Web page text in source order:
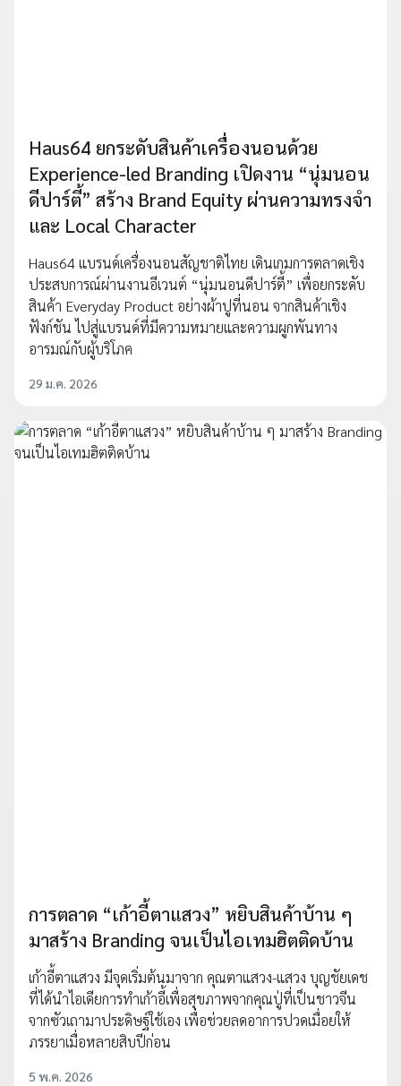
Haus64 ยกระดับสินค้าเครื่องนอนด้วย
Experience-led Branding เปิดงาน “นุ่มนอน
ดีปาร์ตี้” สร้าง Brand Equity ผ่านความทรงจำ
และ Local Character
Haus64 แบรนด์เครื่องนอนสัญชาติไทย เดินเกมการตลาดเชิง
ประสบการณ์ผ่านงานอีเวนต์ “นุ่มนอนดีปาร์ตี้” เพื่อยกระดับ
สินค้า Everyday Product อย่างผ้าปูที่นอน จากสินค้าเชิง
ฟังก์ชัน ไปสู่แบรนด์ที่มีความหมายและความผูกพันทาง
อารมณ์กับผู้บริโภค
29 ม.ค. 2026
การตลาด “เก้าอี้ตาแสวง” หยิบสินค้าบ้าน ๆ
มาสร้าง Branding จนเป็นไอเทมฮิตติดบ้าน
เก้าอี้ตาแสวง มีจุดเริ่มต้นมาจาก คุณตาแสวง-แสวง บุญชัยเดช
ที่ได้นำไอเดียการทำเก้าอี้เพื่อสุขภาพจากคุณปู่ที่เป็นชาวจีน
จากซัวเถามาประดิษฐ์ใช้เอง เพื่อช่วยลดอาการปวดเมื่อยให้
ภรรยาเมื่อหลายสิบปีก่อน
5 พ.ค. 2026